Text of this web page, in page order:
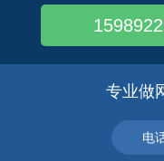
专业做
电